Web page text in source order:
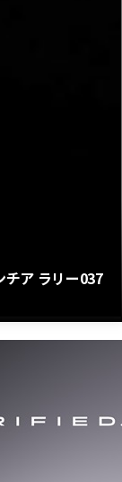
チア ラリー037